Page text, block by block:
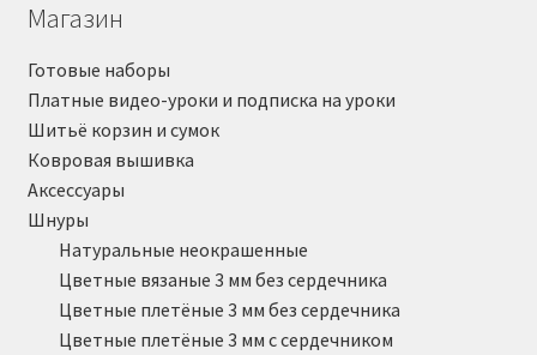
Магазин
Готовые наборы
Платные видео-уроки и подписка на уроки
Шитьё корзин и сумок
Ковровая вышивка
Аксессуары
Шнуры
Натуральные неокрашенные
Цветные вязаные 3 мм без сердечника
Цветные плетёные 3 мм без сердечника
Цветные плетёные 3 мм с сердечником